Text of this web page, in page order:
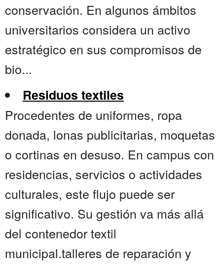
conservación. En algunos ámbitos
universitarios considera un activo
estratégico en sus compromisos de
bio...
Residuos textiles
Procedentes de uniformes, ropa
donada, lonas publicitarias, moquetas
o cortinas en desuso. En campus con
residencias, servicios o actividades
culturales, este flujo puede ser
significativo. Su gestión va más allá
del contenedor textil
municipal.talleres de reparación y